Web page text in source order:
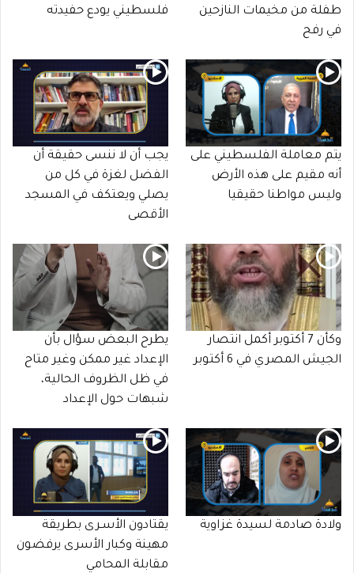
طفلة من مخيمات النازحين
في رفح
فلسطيني يودع حفيدته
يتم معاملة الفلسطيني على
أنه مقيم على هذه الأرض
وليس مواطنا حقيقيا
يجب أن لا ننسى حقيقة أن
الفضل لغزة في كل من
يصلي ويعتكف في المسجد
الأقصى
وكأن 7 أكتوبر أكمل انتصار
الجيش المصري في 6 أكتوبر
يطرح البعض سؤال بأن
الإعداد غير ممكن وغير متاح
في ظل الظروف الحالية،
شبهات حول الإعداد
ولادة صادمة لسيدة غزاوية
يقتادون الأسـرى بطريقة
مهينة وكبار الأسرى يرفضون
مقابلة المحامي